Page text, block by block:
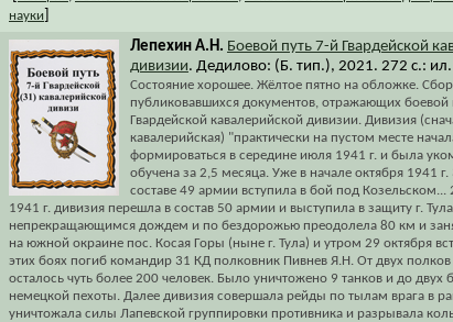
науки
Лепехин А.Н. Боевой путь 7-й Гвардейской
дивизии. Дедилово: (Б. тип.), 2021. 272 с.: ил.
Состояние хорошее. Жёлтое пятно на обложке.
публиковавшихся документов, отражающих боевой
Гвардейской кавалерийской дивизии. Дивизия
кавалерийская) "практически на пустом месте
формироваться в середине июля 1941 г. и была
обучена за 2,5 месяца. Уже в начале октября 1941
составе 49 армии вступила в бой под Козельском...
1941 г. дивизия перешла в состав 50 армии и выступила в защиту г.
непрекращающимся дождем и по бездорожью преодолела 80 км и
на южной окраине пос. Косая Горы (ныне г. Тула) и утром 29 октября
этих боях погиб командир 31 КД полковник Пивнев Я.Н. От двух
осталось чуть более 200 человек. Было уничтожено 9 танков и до двух
немецкой пехоты. Далее дивизия совершала рейды по тылам врага в
уничтожала силы Лапевской группировки противника и разрывала